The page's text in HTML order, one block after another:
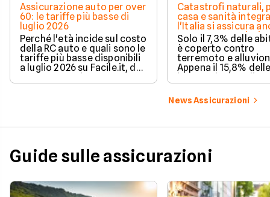
Assicurazione auto per over
60: le tariffe più basse di
luglio 2026
Perché l'età incide sul costo
della RC auto e quali sono le
tariffe più basse disponibili
a luglio 2026 su Facile.it, da
106,32€ annui.
Catastrofi naturali,
casa e sanità
l'Italia si assicura
troppo poco. I dati
Solo il 7,3% delle
è coperto contro
terremoto e
Appena il 15,8%
imprese ha la polizza
catastrofale
dati ANIA 2025 sul
assicurativo
News Assicurazioni
Guide sulle assicurazioni